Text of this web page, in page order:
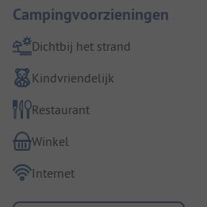
Campingvoorzieningen
Dichtbij het strand
Kindvriendelijk
Restaurant
Winkel
Internet